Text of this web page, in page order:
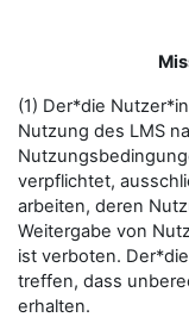
(1) Der*die
Nutzung des LMS
verpflichtet,
arbeiten, deren
Weitergabe von
ist verboten.
treffen, dass
erhalten.